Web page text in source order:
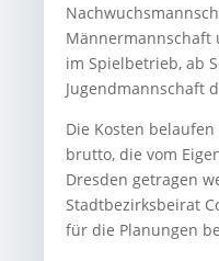
Männermannschaft
im Spielbetrieb, ab
Jugendmannschaft
Die Kosten
brutto, die vom
Dresden getragen
Stadtbezirksbeirat
für die Planungen